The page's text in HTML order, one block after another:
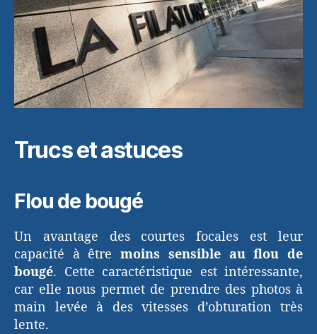
Trucs et astuces
Flou de bougé
Un avantage des courtes focales est leur
capacité à êtremoins sensible au flou de
bougé. Cette caractéristique est intéressante,
car elle nous permet de prendre des photos à
main levée à des vitesses d’obturation très
lente.